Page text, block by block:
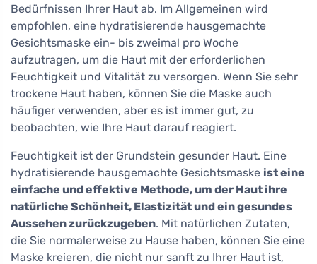
Bedürfnissen Ihrer Haut ab. Im Allgemeinen wird
empfohlen, eine hydratisierende hausgemachte
Gesichtsmaske ein- bis zweimal pro Woche
aufzutragen, um die Haut mit der erforderlichen
Feuchtigkeit und Vitalität zu versorgen. Wenn Sie sehr
trockene Haut haben, können Sie die Maske auch
häufiger verwenden, aber es ist immer gut, zu
beobachten, wie Ihre Haut darauf reagiert.
Feuchtigkeit ist der Grundstein gesunder Haut. Eine
hydratisierende hausgemachte Gesichtsmaske ist eine
einfache und effektive Methode, um der Haut ihre
natürliche Schönheit, Elastizität und ein gesundes
Aussehen zurückzugeben. Mit natürlichen Zutaten,
die Sie normalerweise zu Hause haben, können Sie eine
Maske kreieren, die nicht nur sanft zu Ihrer Haut ist,